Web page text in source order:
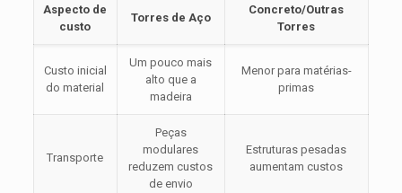
Aspecto de
custo
Torres de Aço
Concreto/Outras
Torres
Custo inicial
do material
Um pouco mais
alto que a
madeira
Menor para matérias-
primas
Transporte
Peças
modulares
reduzem custos
de envio
Estruturas pesadas
aumentam custos